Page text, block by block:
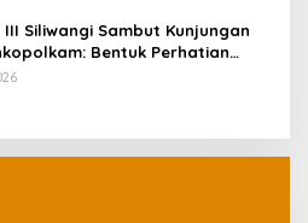
Siliwangi Sambut Kunjungan
Bentuk Perhatian